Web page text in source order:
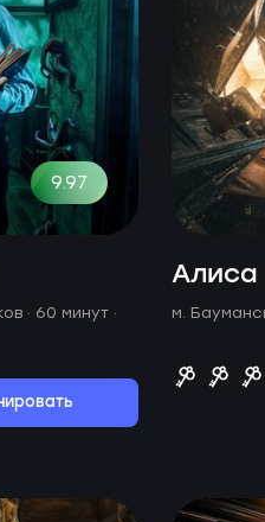
9.97
· 60 минут ·
м.